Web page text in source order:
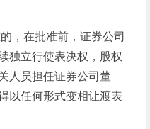
独立行使表决权，股权
人员担任证券公司董
以任何形式变相让渡表